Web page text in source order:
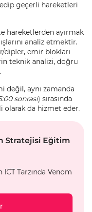
geçerli hareketleri
hareketlerden ayırmak
analiz etmektir.
dipler, emir blokları
teknik analizi, doğru
değil, aynı zamanda
sonrası) sırasında
olarak da hizmet eder.
Stratejisi Eğitim
Tarzında Venom